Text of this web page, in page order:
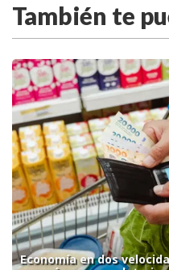
También te
Economía en dos